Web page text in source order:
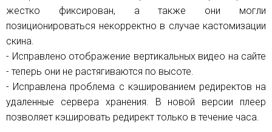
жестко фиксирован, а также они могли
позиционироваться некорректно в случае кастомизации
скина.
- Исправлено отображение вертикальных видео на сайте
- теперь они не растягиваются по высоте.
- Исправлена проблема с кэшированием редиректов на
удаленные сервера хранения. В новой версии плеер
позволяет кэшировать редирект только в течение часа.